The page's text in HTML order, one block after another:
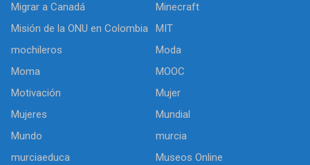
Migrar a Canadá
Minecraft
Misión de la ONU en Colombia
MIT
mochileros
Moda
Moma
MOOC
Motivación
Mujer
Mujeres
Mundial
Mundo
murcia
murciaeduca
Museos Online